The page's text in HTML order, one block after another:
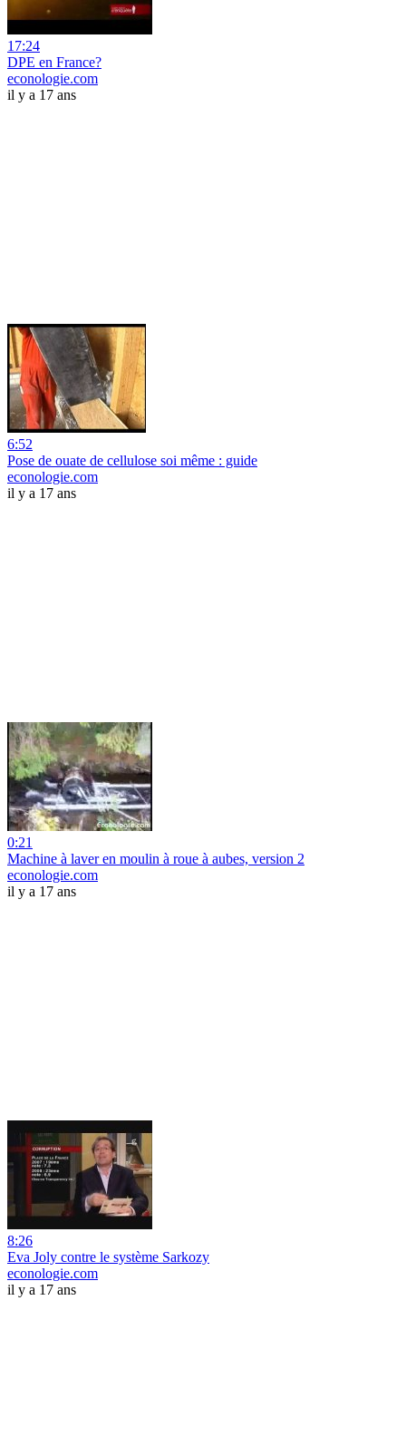
17:24
DPE en France?
econologie.com
il y a 17 ans
6:52
Pose de ouate de cellulose soi même : guide
econologie.com
il y a 17 ans
0:21
Machine à laver en moulin à roue à aubes, version 2
econologie.com
il y a 17 ans
8:26
Eva Joly contre le système Sarkozy
econologie.com
il y a 17 ans